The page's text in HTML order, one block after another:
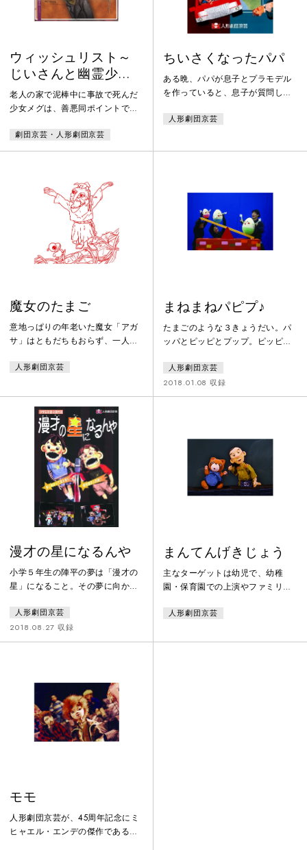
ウィッシュリスト～
じいさんと幽霊少女
の願いごと～
老人の家で泥棒中に事故で死んだ
少女メグは、善悪同ポイントで天
ルギーが尽きるまで現世に戻され
る。しかしそこは皮肉にも2年
「4つの願い」があり、メグは天
国へ行くためしぶしぶ手伝うこと
になる。老人の切なる願いと少女
の魂の行方を描く、笑いと感動の
ハートウォーミングな霊魂騒
動！ 劇団京芸・人形劇団京芸 創
劇団京芸・人形劇団京芸
ちいさくなったパパ
ある晩、パパが息子とプラモデル
を作っていると、息子が質問して
べないの？」パパは遊んでいるつ
星につぶやいたパパは本当に子ど
もの姿に！ちいさくなったパパ
と、息子の不思議な1日がはじま
人形劇団京芸
魔女のたまご
意地っぱりの年老いた魔女「アガ
サ」はともだちもおらず、一人で
ころに置き去りにされたひとつの
ドリはアガサといっしょに居るの
が大好きで……。アガサとマジョ
ドリとのあいだにめばえた愛と友
情、別れと再会を、おもしろくも
感動的に描きます。
人形劇団京芸
まねまねパピプ♪
たまごのような３きょうだい。パ
ッパとピッピとプップ。ピッピは
ッピのまねをする。３きょうだい
はいつもいっしょ。いつもなかよ
し♪
人形劇団京芸
2018.01.08 収録
漫才の星になるんや
小学５年生の陣平の夢は「漫才の
星」になること。その夢に向かっ
習に励んでいた。 が、その哲平
が「兄の間平とコンビを組みた
い」と言い出し、コンビを解消す
いブチにツッコミの才能を見い出
し、嫌がるブチをあの手この手で
説得する。ようやく新コンビを結
成し、いよいよ目指す漫才コンク
ールが近づいたある日、今度は哲
人形劇団京芸
2018.08.27 収録
まんてんげきじょう
主なターゲットは幼児で、幼稚
園・保育園での上演やファミリー
る。1本目の『ねずみのおんがくか
く、人形劇の根源的な楽しさを感
人形劇団京芸
モモ
人形劇団京芸が、45周年記念にミ
ヒャエル・エンデの傑作である